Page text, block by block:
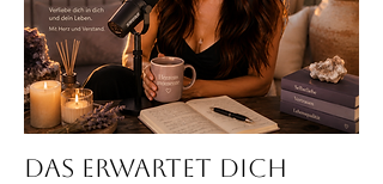
Das erwartet dich